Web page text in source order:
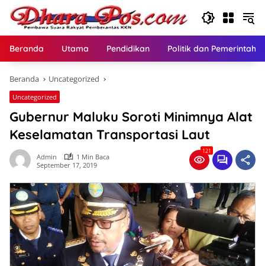
Langsung
konten
Beranda Utama Pendidikan Politik dan
Beranda Uncategorized
Uncategorized
Gubernur Maluku Soroti Minimnya Alat
Keselamatan Transportasi Laut
Admin
1 Min Baca
September 17, 2019
121